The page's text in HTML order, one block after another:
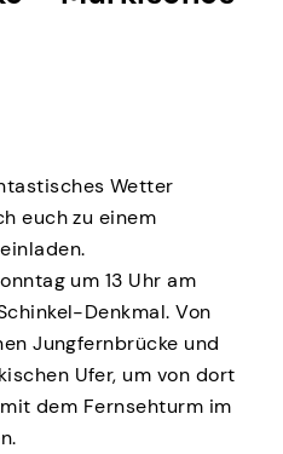
Wetter
euch zu einem
um 13 Uhr am
Denkmal. Von
Jungfernbrücke und
Ufer, um von dort
dem Fernsehturm im